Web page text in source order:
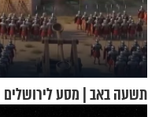
תשעה באב | מסע לירושלים